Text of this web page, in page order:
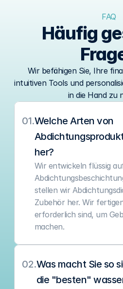
FAQ
Häufig
Wir befähigen Sie, Ihre
intuitiven Tools und
in die Hand zu
01.Welche Arten von
her?
Wir entwickeln flüssig
stellen wir
Zubehör her. Wir
erforderlich sind, um
machen.
02.Was macht Sie so
die "besten"